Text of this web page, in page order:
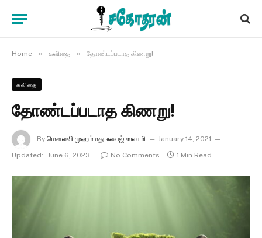
Home » கவிதை » தோண்டப்படாத கிணறு!
கவிதை
தோண்டப்படாத கிணறு!
By மௌலவி முஹம்மது ஃபைஜ் ஸலாமி
January 14, 2021
Updated: June 6, 2023 No Comments 1 Min Read